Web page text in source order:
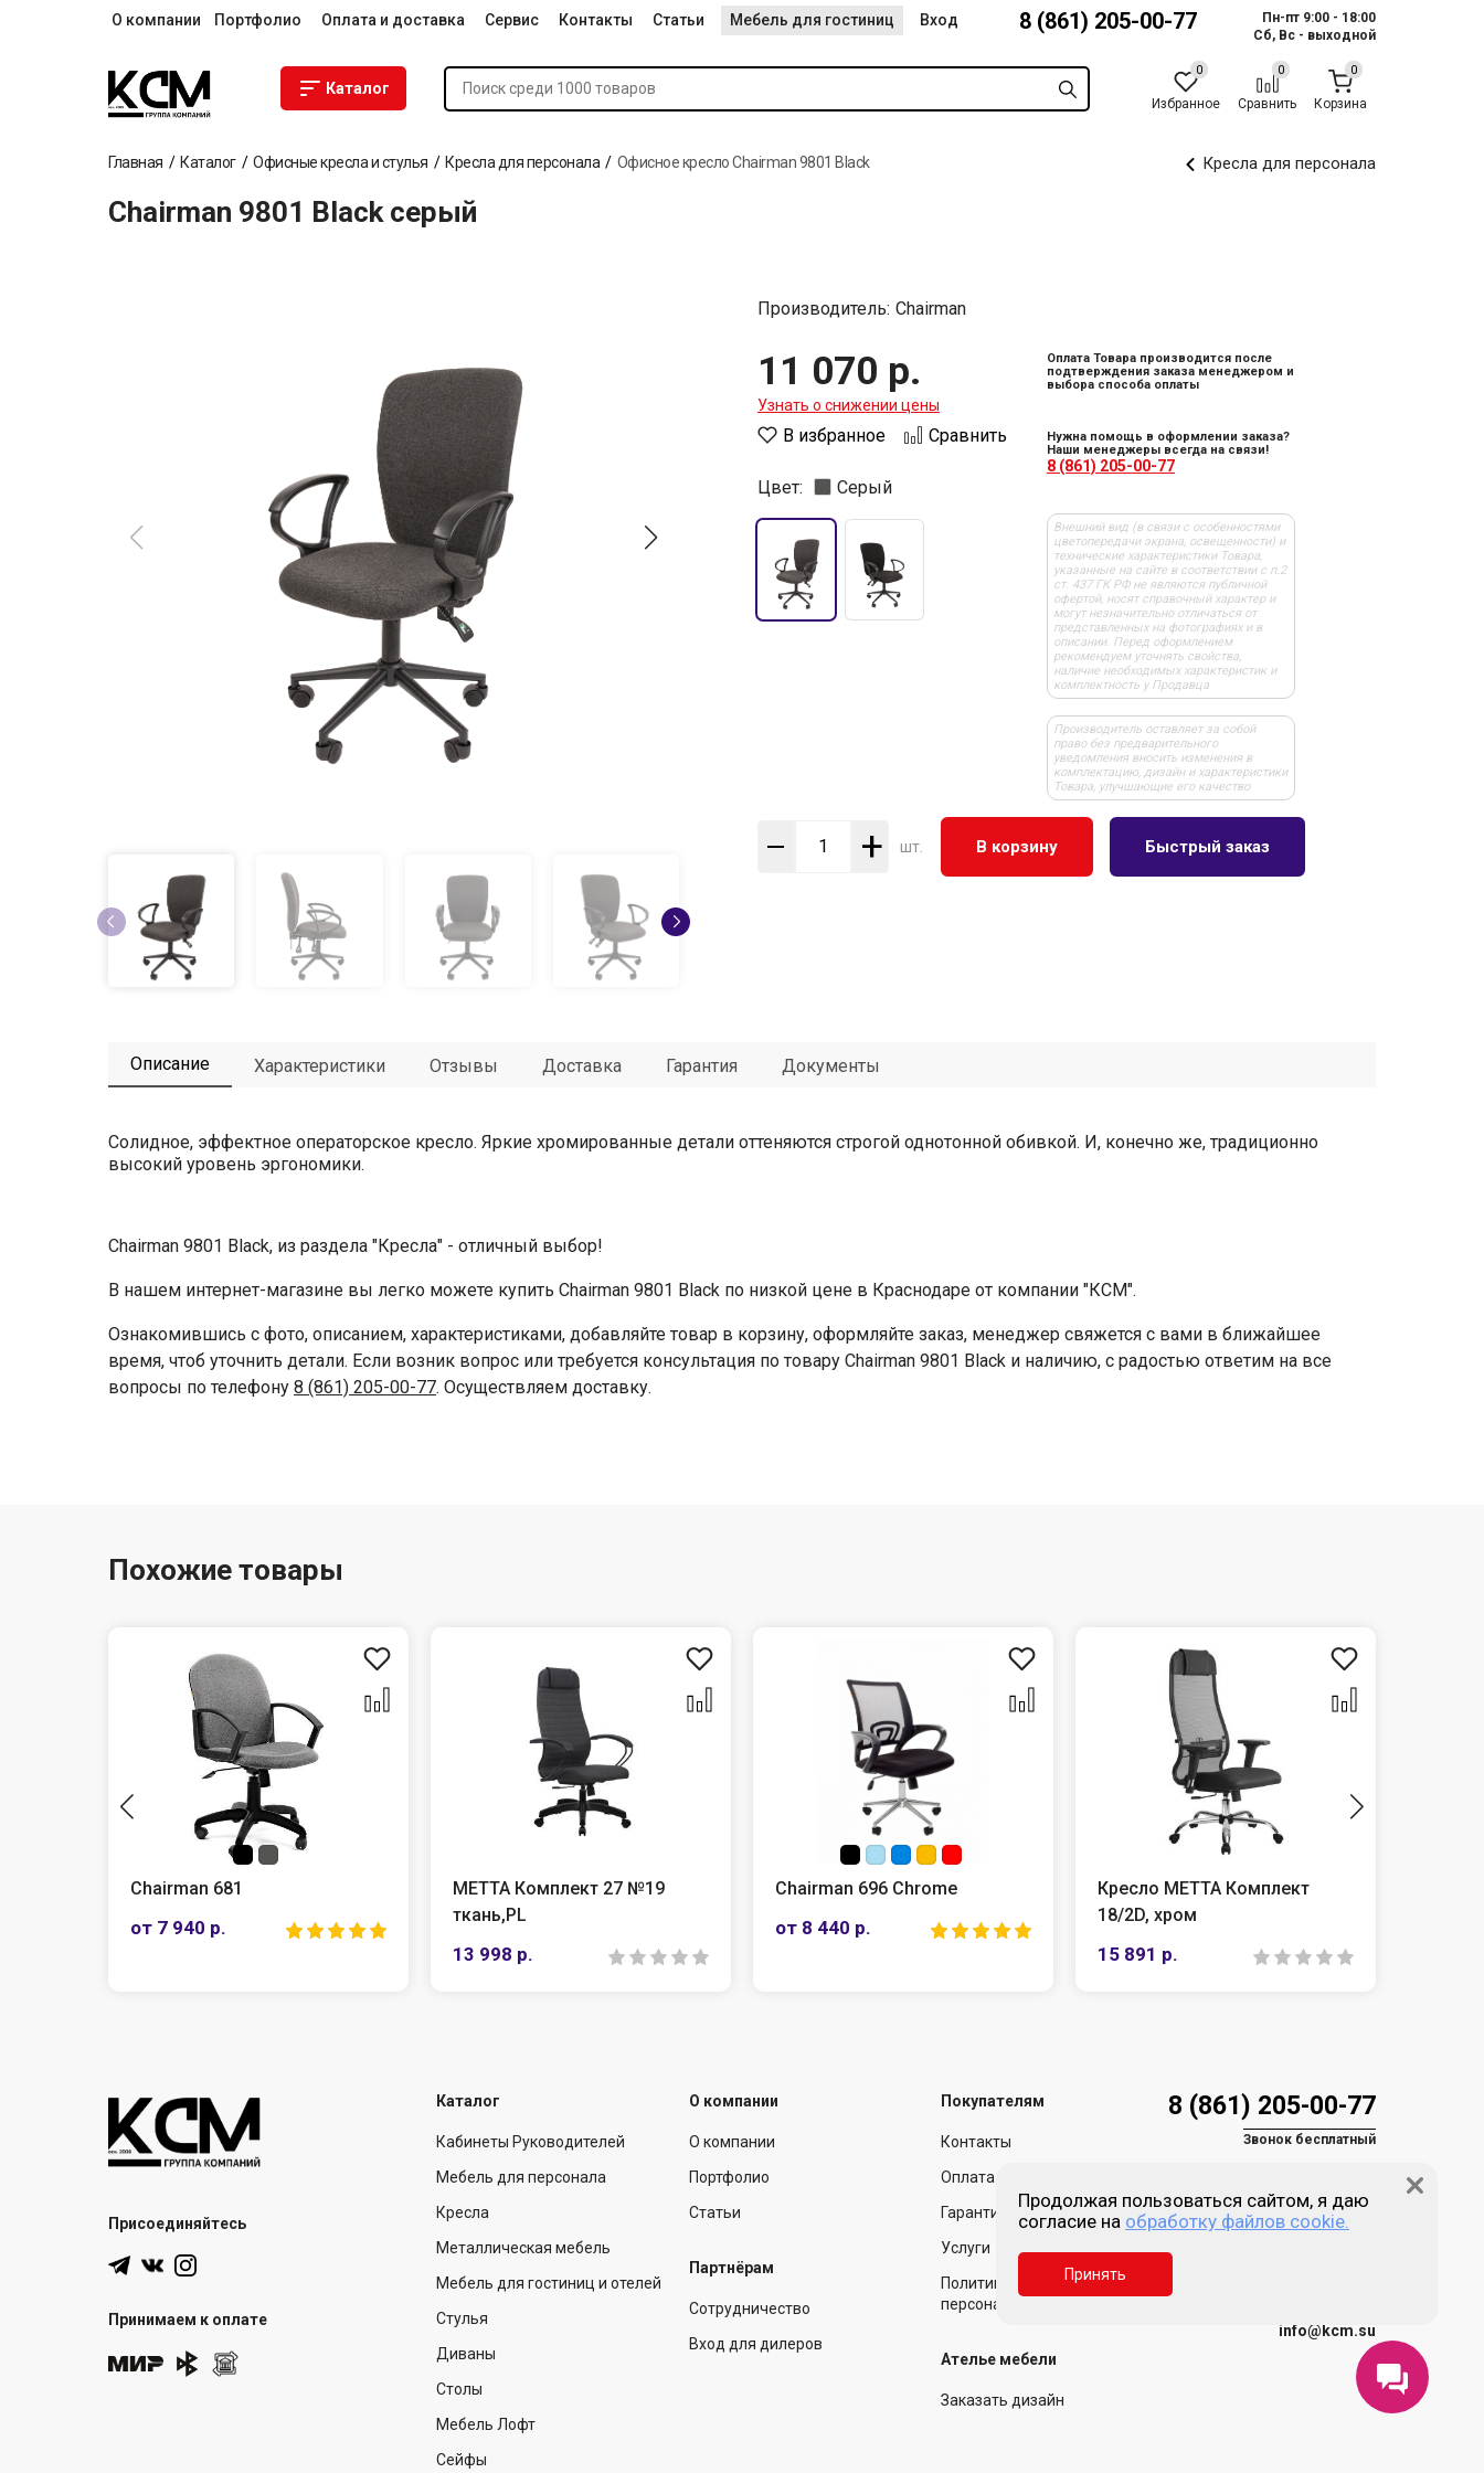
О компании Портфолио Оплата и доставка Сервис Контакты Статьи Мебель для гостиниц Вход 8 (861) 205-00-77
Пн-пт 9:00 - 18:00
Сб, Вс - выходной
Каталог
Избранное Сравнить Корзина
Главная Каталог Офисные кресла и стулья Кресла для персонала Офисное кресло Chairman 9801 Black Кресла для персонала
Chairman 9801 Black серый
Производитель: Chairman
11 070 р.
Узнать о снижении цены
В избранное Сравнить
Цвет: Серый
Оплата Товара производится после
подтверждения заказа менеджером и
выбора способа оплаты
Нужна помощь в оформлении заказа?
Наши менеджеры всегда на связи!
8 (861) 205-00-77
Внешний вид (в связи с особенностями
цветопередачи экрана, освещенности) и
технические характеристики Товара,
указанные на сайте в соответствии с п.2
ст. 437 ГК РФ не являются публичной
офертой, носят справочный характер и
могут незначительно отличаться от
представленных на фотографиях и в
описании. Перед оформлением
рекомендуем уточнять свойства,
наличие необходимых характеристик и
комплектность у Продавца
Производитель оставляет за собой
право без предварительного
уведомления вносить изменения в
комплектацию, дизайн и характеристики
Товара, улучшающие его качество
+ шт. В корзину Быстрый заказ
Описание Характеристики Отзывы Доставка Гарантия Документы
Солидное, эффектное операторское кресло. Яркие хромированные детали оттеняются строгой однотонной обивкой. И, конечно же, традиционно
высокий уровень эргономики.
Chairman 9801 Black, из раздела "Кресла" - отличный выбор!
В нашем интернет-магазине вы легко можете купить Chairman 9801 Black по низкой цене в Краснодаре от компании "КСМ".
Ознакомившись с фото, описанием, характеристиками, добавляйте товар в корзину, оформляйте заказ, менеджер свяжется с вами в ближайшее
время, чтоб уточнить детали. Если возник вопрос или требуется консультация по товару Chairman 9801 Black и наличию, с радостью ответим на все
вопросы по телефону 8 (861) 205-00-77. Осуществляем доставку.
Похожие товары
Chairman 681
от 7 940 р.
МЕТТА Комплект 27 №19
ткань,PL
13 998 р.
Chairman 696 Chrome
от 8 440 р.
Кресло МЕТТА Комплект
18/2D, хром
15 891 р.
Присоединяйтесь
Принимаем к оплате
Каталог
Кабинеты Руководителей
Мебель для персонала
Кресла
Металлическая мебель
Мебель для гостиниц и отелей
Стулья
Диваны
Столы
Мебель Лофт
Сейфы
О компании
О компании
Портфолио
Статьи
Партнёрам
Сотрудничество
Вход для дилеров
Покупателям
Контакты
Оплата и доставка
Гарантия и возврат
Услуги
Политика обработки
персональных данных
Ателье мебели
Заказать дизайн
8 (861) 205-00-77
Звонок бесплатный
Пн-пт 9:00 - 18:00
info@kcm.su
Продолжая пользоваться сайтом, я даю
согласие на обработку файлов cookie.
Принять